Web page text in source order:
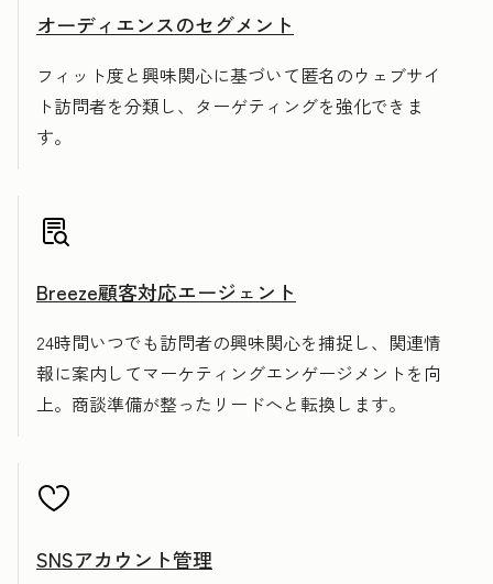
オーディエンスのセグメント
フィット度と興味関心に基づいて匿名のウェブサイ
ト訪問者を分類し、ターゲティングを強化できま
す。
Breeze顧客対応エージェント
24時間いつでも訪問者の興味関心を捕捉し、関連情
報に案内してマーケティングエンゲージメントを向
上。商談準備が整ったリードへと転換します。
SNSアカウント管理